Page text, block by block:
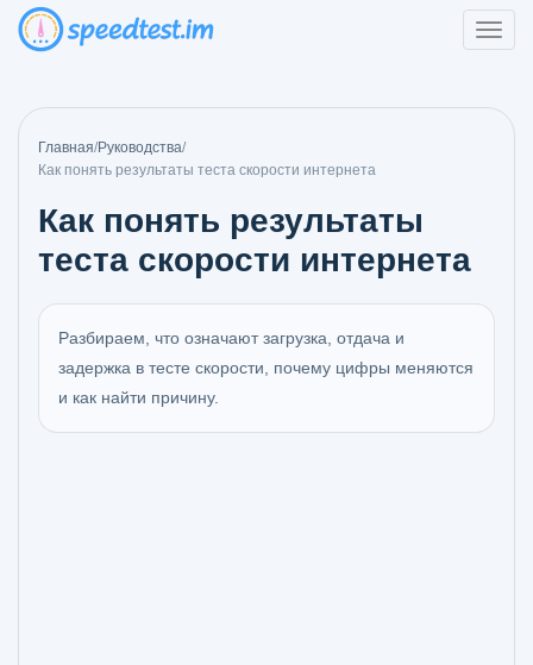
Главная/Руководства/
Как понять результаты теста скорости интернета
Как понять результаты
теста скорости интернета
Разбираем, что означают загрузка, отдача и
задержка в тесте скорости, почему цифры меняются
и как найти причину.